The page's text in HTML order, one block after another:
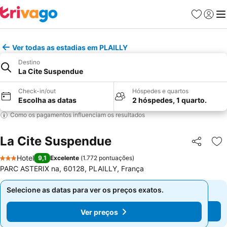
Favoritos
Iniciar
Ver todas as estadias em PLAILLY
Destino
La Cite Suspendue
Check-in/out
Escolha as datas
Hóspedes e quartos
2 hóspedes, 1 quarto.
Como os pagamentos influenciam os resultados
La Cite Suspendue Partilhar
3 Estrelas
Hotel 9,1 Excelente (1.772 pontuações)
PARC ASTERIX na, 60128, PLAILLY, França
Selecione as datas para ver os preços exatos.
Ver preços
Selecione as datas para ver os preços exatos.
Ver preços